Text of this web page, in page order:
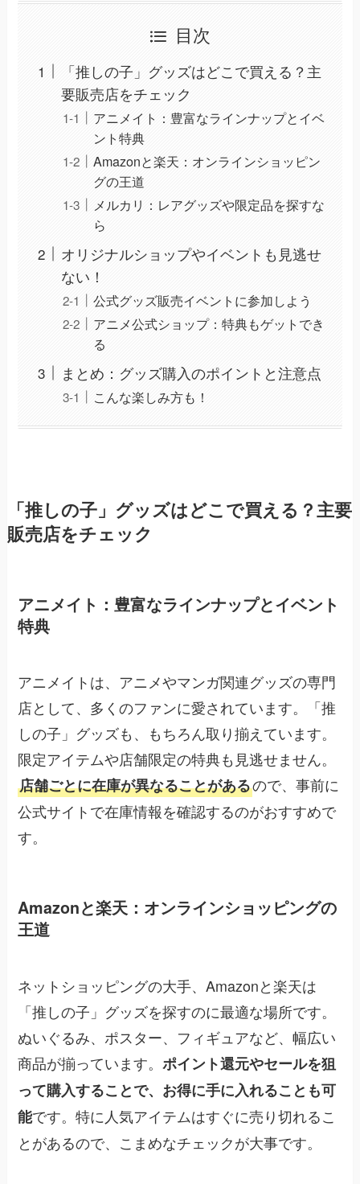
目次
「推しの子」グッズはどこで買える？主
要販売店をチェック
アニメイト：豊富なラインナップとイベ
ント特典
Amazonと楽天：オンラインショッピン
グの王道
メルカリ：レアグッズや限定品を探すな
ら
オリジナルショップやイベントも見逃せ
ない！
公式グッズ販売イベントに参加しよう
アニメ公式ショップ：特典もゲットでき
る
まとめ：グッズ購入のポイントと注意点
こんな楽しみ方も！
「推しの子」グッズはどこで買える？主要
販売店をチェック
アニメイト：豊富なラインナップとイベント
特典
アニメイトは、アニメやマンガ関連グッズの専門
店として、多くのファンに愛されています。「推
しの子」グッズも、もちろん取り揃えています。
限定アイテムや店舗限定の特典も見逃せません。
店舗ごとに在庫が異なることがあるので、事前に
公式サイトで在庫情報を確認するのがおすすめで
す。
Amazonと楽天：オンラインショッピングの
王道
ネットショッピングの大手、Amazonと楽天は
「推しの子」グッズを探すのに最適な場所です。
ぬいぐるみ、ポスター、フィギュアなど、幅広い
商品が揃っています。ポイント還元やセールを狙
って購入することで、お得に手に入れることも可
能です。特に人気アイテムはすぐに売り切れるこ
とがあるので、こまめなチェックが大事です。